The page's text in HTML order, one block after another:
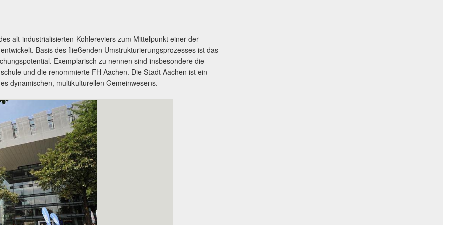
alt-industrialisierten Kohlereviers zum Mittelpunkt einer der
Basis des fließenden Umstrukturierungsprozesses ist das
Exemplarisch zu nennen sind insbesondere die
und die renommierte FH Aachen. Die Stadt Aachen ist ein
dynamischen, multikulturellen Gemeinwesens.